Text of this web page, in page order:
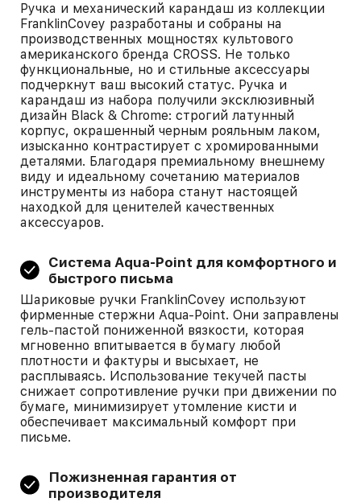
Ручка и механический карандаш из коллекции
FranklinCovey разработаны и собраны на
производственных мощностях культового
американского бренда CROSS. Не только
функциональные, но и стильные аксессуары
подчеркнут ваш высокий статус. Ручка и
карандаш из набора получили эксклюзивный
дизайн Black & Chrome: строгий латунный
корпус, окрашенный черным рояльным лаком,
изысканно контрастирует с хромированными
деталями. Благодаря премиальному внешнему
виду и идеальному сочетанию материалов
инструменты из набора станут настоящей
находкой для ценителей качественных
аксессуаров.
Система Aqua-Point для комфортного и
быстрого письма
Шариковые ручки FranklinCovey используют
фирменные стержни Aqua-Point. Они заправлены
гель-пастой пониженной вязкости, которая
мгновенно впитывается в бумагу любой
плотности и фактуры и высыхает, не
расплываясь. Использование текучей пасты
снижает сопротивление ручки при движении по
бумаге, минимизирует утомление кисти и
обеспечивает максимальный комфорт при
письме.
Пожизненная гарантия от
производителя